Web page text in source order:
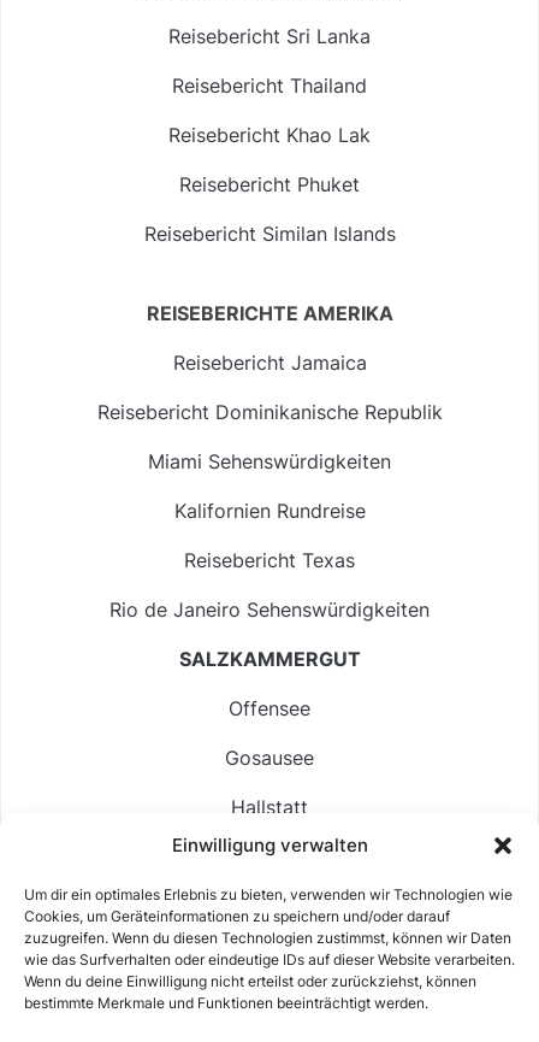
Einwilligung verwalten
Um dir ein optimales Erlebnis zu bieten, verwenden wir Technologien wie
Cookies, um Geräteinformationen zu speichern und/oder darauf
zuzugreifen. Wenn du diesen Technologien zustimmst, können wir Daten
wie das Surfverhalten oder eindeutige IDs auf dieser Website verarbeiten.
Wenn du deine Einwilligung nicht erteilst oder zurückziehst, können
bestimmte Merkmale und Funktionen beeinträchtigt werden.
Reisebericht Sri Lanka
Reisebericht Thailand
Reisebericht Khao Lak
Reisebericht Phuket
Reisebericht Similan Islands
REISEBERICHTE AMERIKA
Reisebericht Jamaica
Reisebericht Dominikanische Republik
Miami Sehenswürdigkeiten
Kalifornien Rundreise
Reisebericht Texas
Rio de Janeiro Sehenswürdigkeiten
SALZKAMMERGUT
Offensee
Gosausee
Hallstatt
Langbathsee
Altausseer See
Hintersee